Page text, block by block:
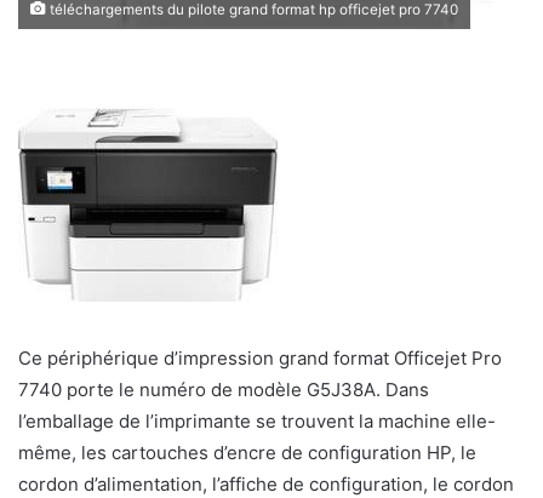
téléchargements du pilote grand format hp officejet pro 7740
Ce périphérique d’impression grand format Officejet Pro
7740 porte le numéro de modèle G5J38A. Dans
l’emballage de l’imprimante se trouvent la machine elle-
même, les cartouches d’encre de configuration HP, le
cordon d’alimentation, l’affiche de configuration, le cordon